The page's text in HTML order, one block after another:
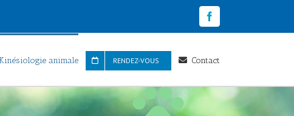
Kinésiologie animale RENDEZ-VOUS Contact